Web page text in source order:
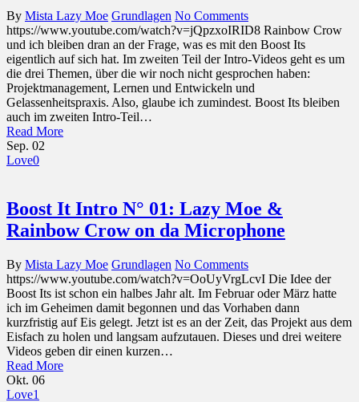
By Mista Lazy Moe Grundlagen No Comments
https://www.youtube.com/watch?v=jQpzxoIRID8 Rainbow Crow
und ich bleiben dran an der Frage, was es mit den Boost Its
eigentlich auf sich hat. Im zweiten Teil der Intro-Videos geht es um
die drei Themen, über die wir noch nicht gesprochen haben:
Projektmanagement, Lernen und Entwickeln und
Gelassenheitspraxis. Also, glaube ich zumindest. Boost Its bleiben
auch im zweiten Intro-Teil…
Read More
Sep. 02
Love0
Boost It Intro N° 01: Lazy Moe &
Rainbow Crow on da Microphone
By Mista Lazy Moe Grundlagen No Comments
https://www.youtube.com/watch?v=OoUyVrgLcvI Die Idee der
Boost Its ist schon ein halbes Jahr alt. Im Februar oder März hatte
ich im Geheimen damit begonnen und das Vorhaben dann
kurzfristig auf Eis gelegt. Jetzt ist es an der Zeit, das Projekt aus dem
Eisfach zu holen und langsam aufzutauen. Dieses und drei weitere
Videos geben dir einen kurzen…
Read More
Okt. 06
Love1